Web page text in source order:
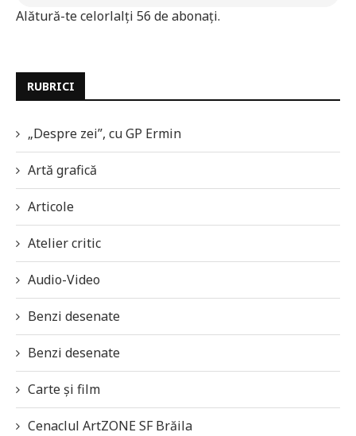
Alătură-te celorlalți 56 de abonați.
RUBRICI
„Despre zei”, cu GP Ermin
Artă grafică
Articole
Atelier critic
Audio-Video
Benzi desenate
Benzi desenate
Carte și film
Cenaclul ArtZONE SF Brăila